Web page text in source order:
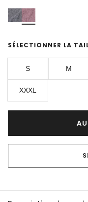
SÉLECTIONNER LA
S M
XXXL